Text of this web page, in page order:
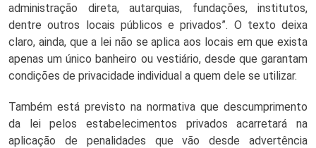
administração direta, autarquias, fundações, institutos,
dentre outros locais públicos e privados”. O texto deixa
claro, ainda, que a lei não se aplica aos locais em que exista
apenas um único banheiro ou vestiário, desde que garantam
condições de privacidade individual a quem dele se utilizar.
Também está previsto na normativa que descumprimento
da lei pelos estabelecimentos privados acarretará na
aplicação de penalidades que vão desde advertência